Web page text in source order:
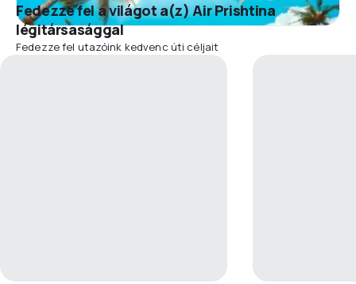
Fedezze fel a világot a(z) Air Prishtina
légitársasággal
Fedezze fel utazóink kedvenc úti céljait